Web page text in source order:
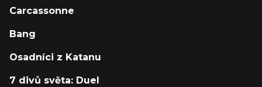
Carcassonne
Bang
Osadníci z Katanu
7 divů světa: Duel